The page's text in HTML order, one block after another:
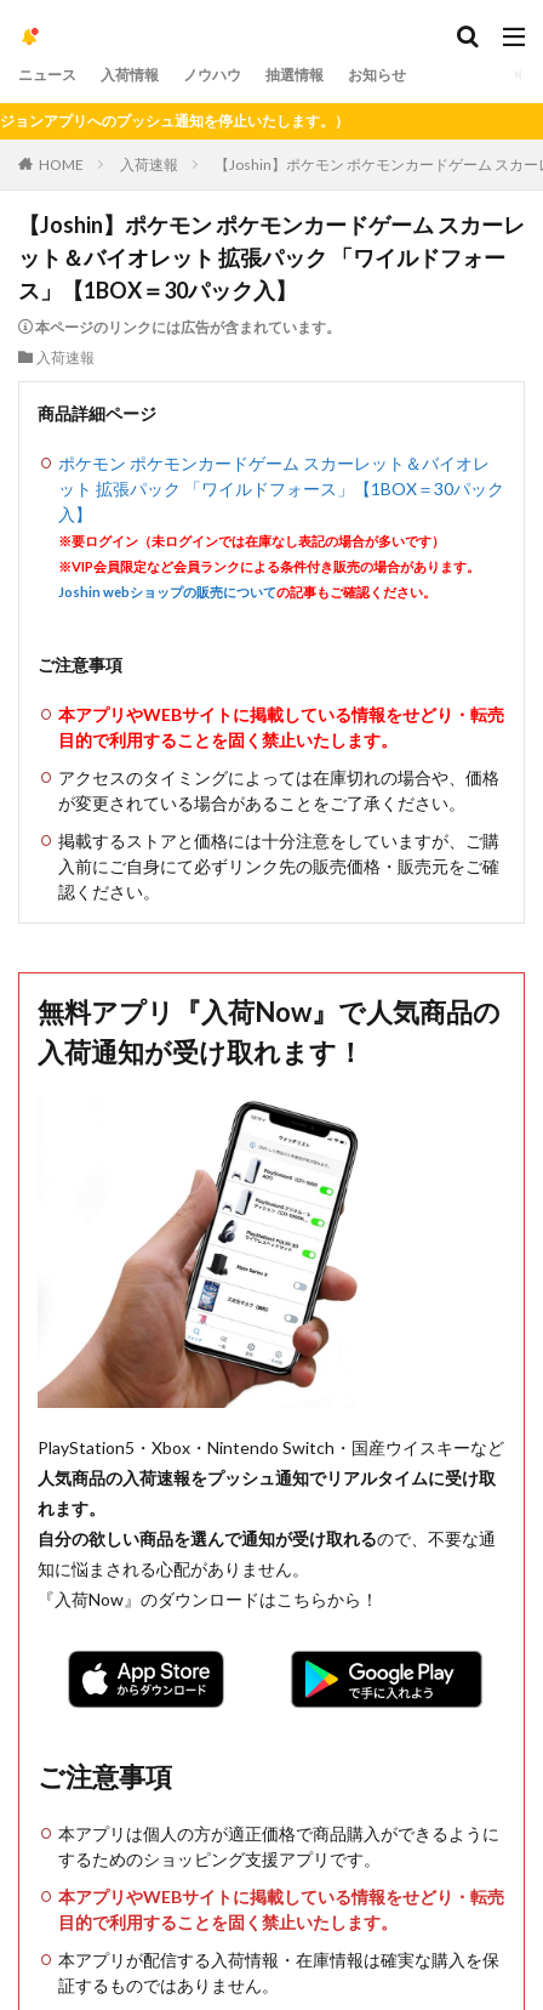
ニュース 入荷情報 ノウハウ 抽選情報 お知らせ
プリへのプッシュ通知を停止いたします。）
HOME 入荷速報 【Joshin】ポケモン ポケモンカードゲーム スカ
【Joshin】ポケモン ポケモンカードゲーム スカーレ
ット＆バイオレット 拡張パック 「ワイルドフォー
ス」【1BOX＝30パック入】
本ページのリンクには広告が含まれています。
入荷速報
商品詳細ページ
ポケモン ポケモンカードゲーム スカーレット＆バイオレ
ット 拡張パック 「ワイルドフォース」【1BOX＝30パック
入】
※要ログイン（未ログインでは在庫なし表記の場合が多いです）
※VIP会員限定など会員ランクによる条件付き販売の場合があります。
Joshin webショップの販売についての記事もご確認ください。
ご注意事項
本アプリやWEBサイトに掲載している情報をせどり・転売
目的で利用することを固く禁止いたします。
アクセスのタイミングによっては在庫切れの場合や、価格
が変更されている場合があることをご了承ください。
掲載するストアと価格には十分注意をしていますが、ご購
入前にご自身にて必ずリンク先の販売価格・販売元をご確
認ください。
無料アプリ『入荷Now』で人気商品の
入荷通知が受け取れます！
PlayStation5・Xbox・Nintendo Switch・国産ウイスキーなど
人気商品の入荷速報をプッシュ通知でリアルタイムに受け取
れます。
自分の欲しい商品を選んで通知が受け取れるので、不要な通
知に悩まされる心配がありません。
『入荷Now』のダウンロードはこちらから！
ご注意事項
本アプリは個人の方が適正価格で商品購入ができるように
するためのショッピング支援アプリです。
本アプリやWEBサイトに掲載している情報をせどり・転売
目的で利用することを固く禁止いたします。
本アプリが配信する入荷情報・在庫情報は確実な購入を保
証するものではありません。